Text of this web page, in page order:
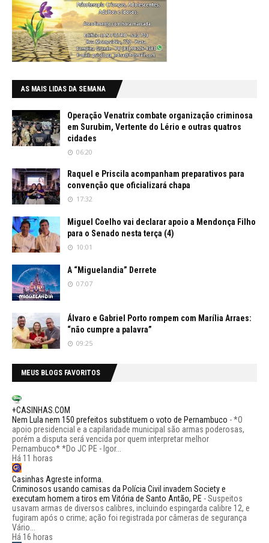
AS MAIS LIDAS DA SEMANA
Operação Venatrix combate organização criminosa
em Surubim, Vertente do Lério e outras quatros
cidades
06:20
Raquel e Priscila acompanham preparativos para
convenção que oficializará chapa
17:32
Miguel Coelho vai declarar apoio a Mendonça Filho
para o Senado nesta terça (4)
10:01
A “Miguelandia” Derrete
07:07
Álvaro e Gabriel Porto rompem com Marília Arraes:
“não cumpre a palavra”
09:25
MEUS BLOGS FAVORITOS
+CASINHAS.COM
Nem Lula nem 150 prefeitos substituem o voto de Pernambuco -*O
apoio presidencial e a capilaridade municipal são armas poderosas,
porém a disputa será vencida por quem interpretar melhor
Pernambuco* *Do JC PE - Igor...
Há 11 horas
Casinhas Agreste informa.
Criminosos usando camisas da Polícia Civil invadem Society e
executam homem a tiros em Vitória de Santo Antão, PE -Suspeitos
usavam armas de diversos calibres, incluindo espingarda calibre 12, e
fugiram após o crime; ação foi registrada por câmeras de segurança
Vário...
Há 16 horas